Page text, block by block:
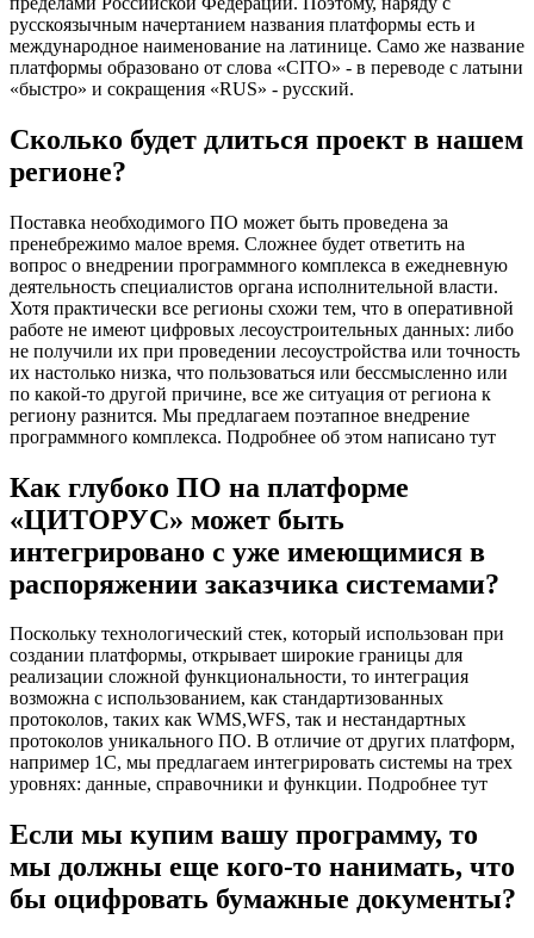
русскоязычным начертанием названия платформы есть и
международное наименование на латинице. Само же название
платформы образовано от слова «CITO» - в переводе с латыни
«быстро» и сокращения «RUS» - русский.
Сколько будет длиться проект в нашем
регионе?
Поставка необходимого ПО может быть проведена за
пренебрежимо малое время. Сложнее будет ответить на
вопрос о внедрении программного комплекса в ежедневную
деятельность специалистов органа исполнительной власти.
Хотя практически все регионы схожи тем, что в оперативной
работе не имеют цифровых лесоустроительных данных: либо
не получили их при проведении лесоустройства или точность
их настолько низка, что пользоваться или бессмысленно или
по какой-то другой причине, все же ситуация от региона к
региону разнится. Мы предлагаем поэтапное внедрение
программного комплекса. Подробнее об этом написано тут
Как глубоко ПО на платформе
«ЦИТОРУС» может быть
интегрировано с уже имеющимися в
распоряжении заказчика системами?
Поскольку технологический стек, который использован при
создании платформы, открывает широкие границы для
реализации сложной функциональности, то интеграция
возможна с использованием, как стандартизованных
протоколов, таких как WMS,WFS, так и нестандартных
протоколов уникального ПО. В отличие от других платформ,
например 1С, мы предлагаем интегрировать системы на трех
уровнях: данные, справочники и функции. Подробнее тут
Если мы купим вашу программу, то
мы должны еще кого-то нанимать, что
бы оцифровать бумажные документы?